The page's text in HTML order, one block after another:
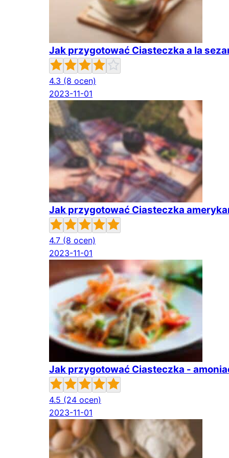
Jak przygotować Ciasteczka a la
4.3 (8 ocen)
2023-11-01
Jak przygotować Ciasteczka
4.7 (8 ocen)
2023-11-01
Jak przygotować Ciasteczka -
4.5 (24 ocen)
2023-11-01